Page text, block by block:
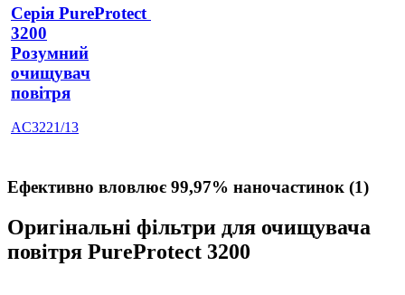
Серія PureProtect
3200
Розумний
очищувач
повітря
AC3221/13
Ефективно вловлює 99,97% наночастинок (1)
Оригінальні фільтри для очищувача
повітря PureProtect 3200